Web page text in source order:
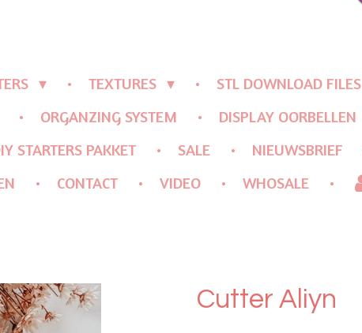
TEXTURES STL DOWNLOAD FILES
ORGANZING SYSTEM
DISPLAY OORBELLEN
STARTERS PAKKET
SALE NIEUWSBRIEF
CONTACT VIDEO WHOSALE
Cutter Aliyn